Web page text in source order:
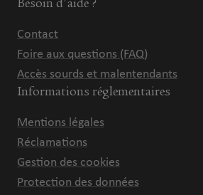
Besoin d'aide ?
Contact
Foire aux questions (FAQ)
Accès sourds et malentendants
Informations réglementaires
Mentions légales
Réclamations
Gestion des cookies
Protection des données